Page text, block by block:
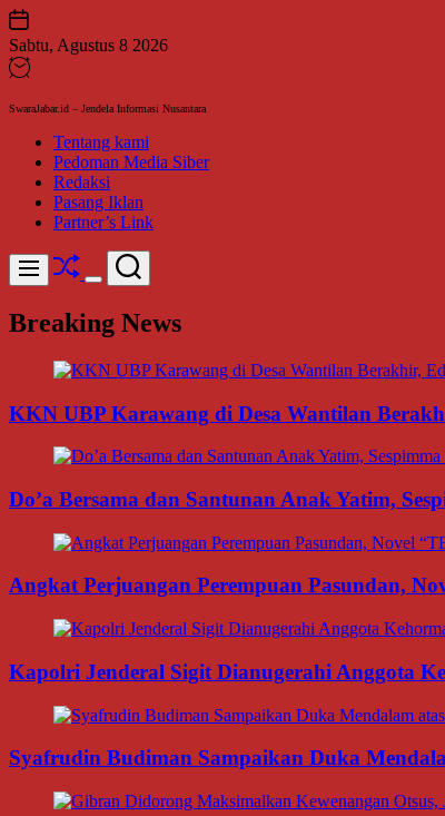
Skip
to
content
Sabtu, Agustus 8 2026
SwaraJabar.id – Jendela Informasi Nusantara
Tentang kami
Pedoman Media Siber
Redaksi
Pasang Iklan
Partner’s Link
Menu Shuffle
Switch
mode
Search
Breaking News
KKN UBP Karawang di Desa Wantilan
Do’a Bersama dan Santunan Anak Yatim,
Angkat Perjuangan Perempuan Pasundan,
Kapolri Jenderal Sigit Dianugerahi Anggota
Syafrudin Budiman Sampaikan Duka